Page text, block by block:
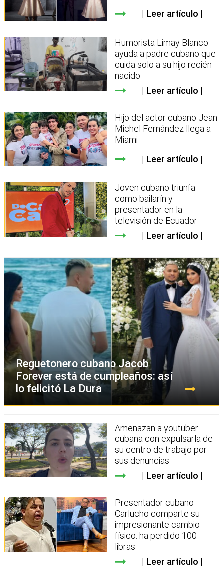
Leer artículo
Humorista Limay Blanco
ayuda a padre cubano que
cuida solo a su hijo recién
nacido
Leer artículo
Hijo del actor cubano Jean
Michel Fernández llega a
Miami
Leer artículo
Joven cubano triunfa
como bailarín y
presentador en la
televisión de Ecuador
Leer artículo
Reguetonero cubano Jacob
Forever está de cumpleaños: así
lo felicitó La Dura
Amenazan a youtuber
cubana con expulsarla de
su centro de trabajo por
sus denuncias
Leer artículo
Presentador cubano
Carlucho comparte su
impresionante cambio
físico: ha perdido 100
libras
Leer artículo